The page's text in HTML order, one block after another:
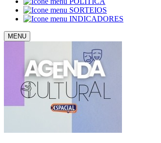
SORTEIOS
INDICADORES
MENU